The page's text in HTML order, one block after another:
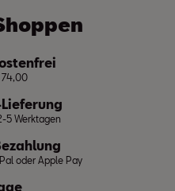
74,00
5 Werktagen
oder Apple Pay